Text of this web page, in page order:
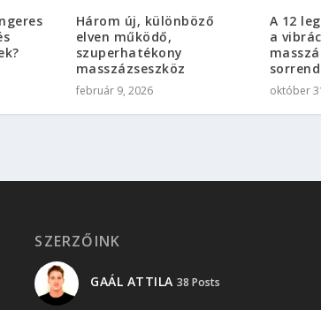
Három új, különböző
elven működő,
szuperhatékony
masszázseszköz
február 9, 2026
A 12
a
október
SZERZŐINK
GAÁL ATTILA 38 Posts